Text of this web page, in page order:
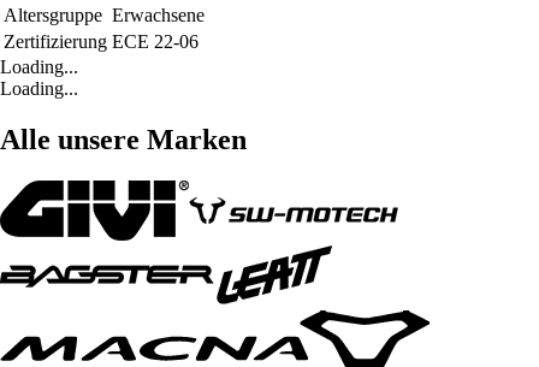
Altersgruppe Erwachsene
Zertifizierung ECE 22-06
Loading...
Loading...
Alle unsere Marken